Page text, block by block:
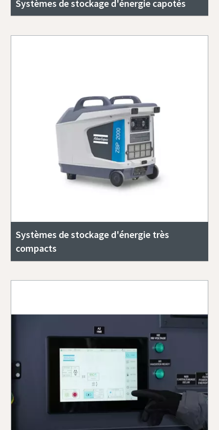
Systèmes de stockage d'énergie capotés
Systèmes de stockage d'énergie très
compacts